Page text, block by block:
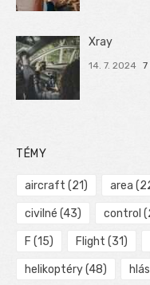
Xray
14. 7. 2024 7
TÉMY
aircraft (21) area
civilné (43) control
F (15) Flight (31)
helikoptéry(48)